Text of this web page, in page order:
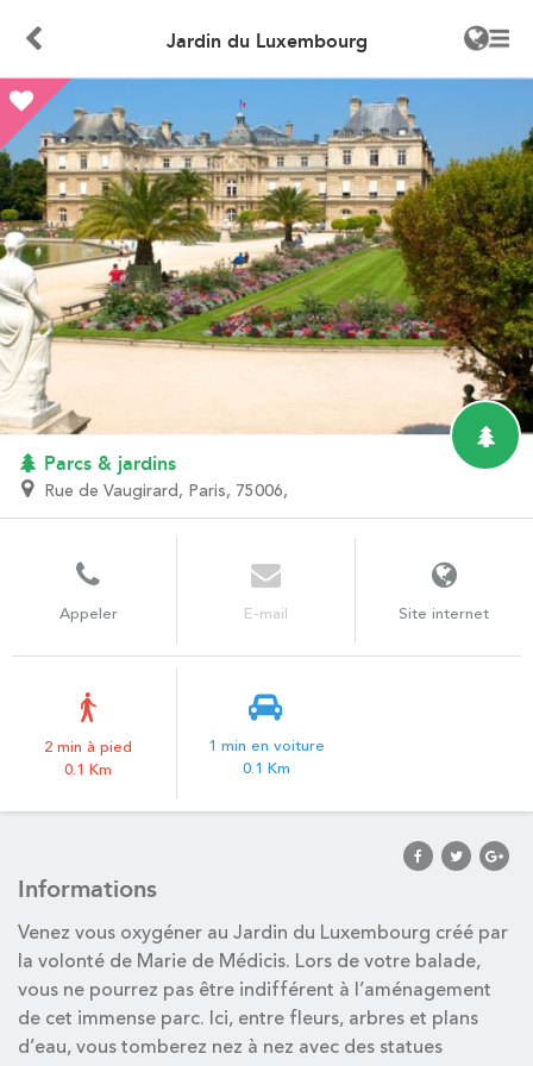
Jardin du Luxembourg
Parcs & jardins
Rue de Vaugirard, Paris, 75006,
Appeler E-mail Site internet
2 min à pied
0.1 Km
1 min en voiture
0.1 Km
Informations
Venez vous oxygéner au Jardin du Luxembourg créé par
la volonté de Marie de Médicis. Lors de votre balade,
vous ne pourrez pas être indifférent à l’aménagement
de cet immense parc. Ici, entre fleurs, arbres et plans
d’eau, vous tomberez nez à nez avec des statues